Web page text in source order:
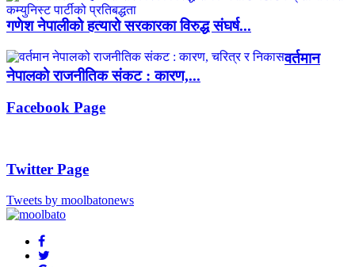
गणेश नेपालीको हत्यारो सरकारका विरुद्ध संघर्ष...
वर्तमान
नेपालको राजनीतिक संकट : कारण,...
Facebook Page
Twitter Page
Tweets by moolbatonews